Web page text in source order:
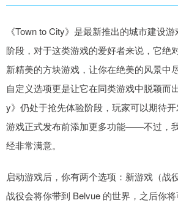
《Town to City》是最新推出的城市建设
阶段，对于这类游戏的爱好者来说，它绝
新精美的方块游戏，让你在绝美的风景中
自定义选项更是让它在同类游戏中脱颖而
y》仍处于抢先体验阶段，玩家可以期待
游戏正式发布前添加更多功能——不过，
经非常满意。
启动游戏后，你有两个选项：新游戏（战
战役会将你带到 Belvue 的世界，之后你